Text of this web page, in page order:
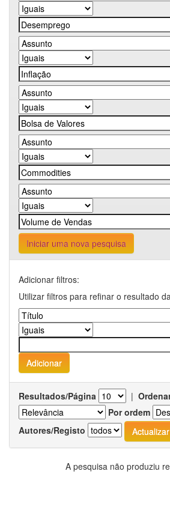
Iniciar uma nova pesquisa
Adicionar filtros:
Utilizar filtros para refinar o resultado
Resultados/Página |
Por ordem
Autores/Registo
A pesquisa não produziu